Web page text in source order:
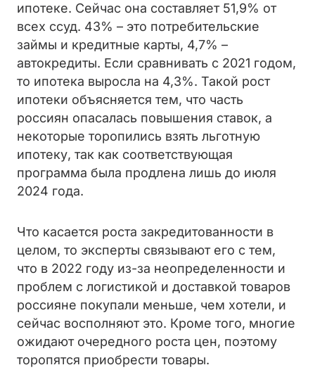
ипотеке. Сейчас она составляет 51,9% от
всех ссуд. 43% – это потребительские
займы и кредитные карты, 4,7% –
автокредиты. Если сравнивать с 2021 годом,
то ипотека выросла на 4,3%. Такой рост
ипотеки объясняется тем, что часть
россиян опасалась повышения ставок, а
некоторые торопились взять льготную
ипотеку, так как соответствующая
программа была продлена лишь до июля
2024 года.
Что касается роста закредитованности в
целом, то эксперты связывают его с тем,
что в 2022 году из-за неопределенности и
проблем с логистикой и доставкой товаров
россияне покупали меньше, чем хотели, и
сейчас восполняют это. Кроме того, многие
ожидают очередного роста цен, поэтому
торопятся приобрести товары.